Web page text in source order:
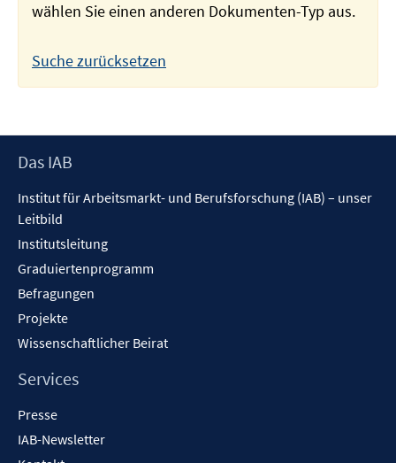
wählen Sie einen anderen Dokumenten-Typ aus.
Suche zurücksetzen
Footer
Das IAB
Institut für Arbeitsmarkt- und Berufsforschung (IAB) – unser
Leitbild
Institutsleitung
Graduiertenprogramm
Befragungen
Projekte
Wissenschaftlicher Beirat
Services
Presse
IAB-Newsletter